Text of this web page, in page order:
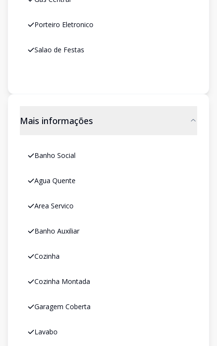
Porteiro Eletronico
Salao de Festas
Mais informações
Banho Social
Agua Quente
Area Servico
Banho Auxiliar
Cozinha
Cozinha Montada
Garagem Coberta
Lavabo